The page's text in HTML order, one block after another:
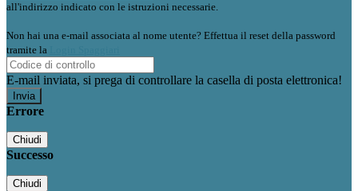
all'indirizzo indicato con le istruzioni necessarie.
Non hai una e-mail associata al nome utente? Effettua il reset della password
tramite la
E-mail inviata, si prega di controllare la casella di posta elettronica!
Errore
Chiudi
Successo
Chiudi